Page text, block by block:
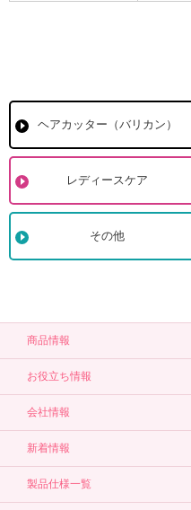
ヘアカッター（バリカン）
レディースケア
その他
商品情報
お役立ち情報
会社情報
新着情報
製品仕様一覧